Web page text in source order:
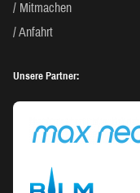
Mitmachen
Anfahrt
Unsere Partner: